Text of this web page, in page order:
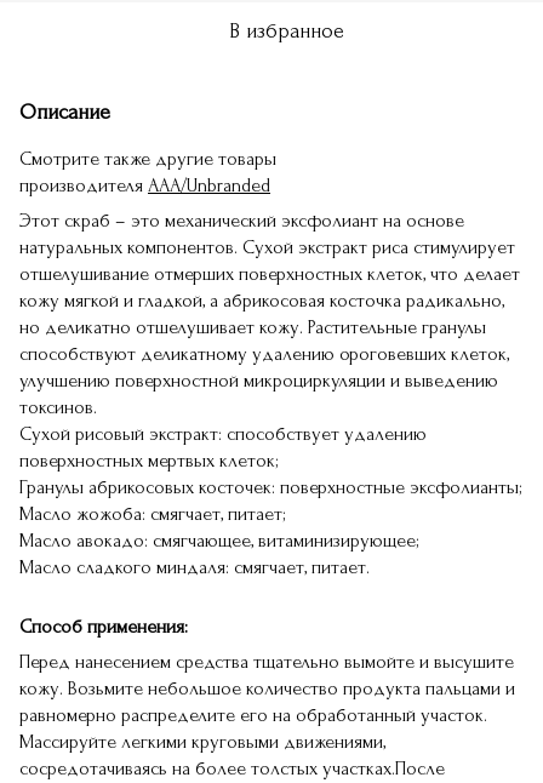
В избранное
Описание
Смотрите также другие товары
производителя AAA/Unbranded
Этот скраб – это механический эксфолиант на основе
натуральных компонентов. Сухой экстракт риса стимулирует
отшелушивание отмерших поверхностных клеток, что делает
кожу мягкой и гладкой, а абрикосовая косточка радикально,
но деликатно отшелушивает кожу. Растительные гранулы
способствуют деликатному удалению ороговевших клеток,
улучшению поверхностной микроциркуляции и выведению
токсинов.
Сухой рисовый экстракт: способствует удалению
поверхностных мертвых клеток;
Гранулы абрикосовых косточек: поверхностные эксфолианты;
Масло жожоба: смягчает, питает;
Масло авокадо: смягчающее, витаминизирующее;
Масло сладкого миндаля: смягчает, питает.
Способ применения:
Перед нанесением средства тщательно вымойте и высушите
кожу. Возьмите небольшое количество продукта пальцами и
равномерно распределите его на обработанный участок.
Массируйте легкими круговыми движениями,
сосредотачиваясь на более толстых участках.После